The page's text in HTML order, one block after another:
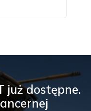
już dostępne.